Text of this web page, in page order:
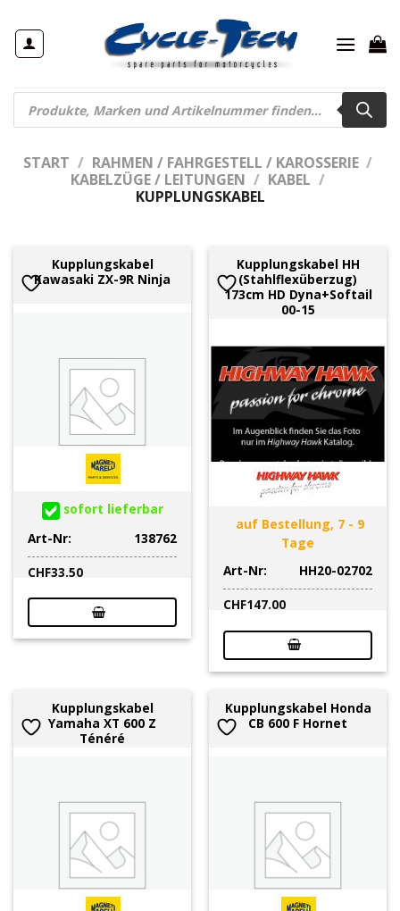
Inhalt
springen
Products
search
START / RAHMEN / FAHRGESTELL / KAROSSERIE /
KABELZÜGE / LEITUNGEN / KABEL /
KUPPLUNGSKABEL
Kupplungskabel
Kawasaki ZX-9R Ninja
sofort lieferbar
Art-Nr:
138762
CHF33.50
Kupplungskabel HH
(Stahlflexüberzug)
173cm HD Dyna+Softail
00-15
auf Bestellung, 7 - 9
Tage
Art-Nr:
HH20-02702
CHF147.00
Kupplungskabel
Yamaha XT 600 Z
Ténéré
Kupplungskabel Honda
CB 600 F Hornet